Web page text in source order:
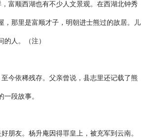
富顺西湖也有不少人文景观。在西湖北钟秀
，那里是富顺才子，明朝进士熊过的故居。儿
的人。（注）
今依稀残存。父亲曾说，县志里还记载了熊
一段故事。
朋友。杨升庵因得罪皇上，被充军到云南。